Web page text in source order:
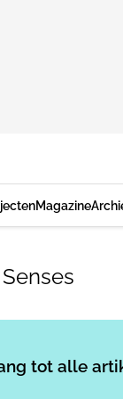
Magazine
tot alle